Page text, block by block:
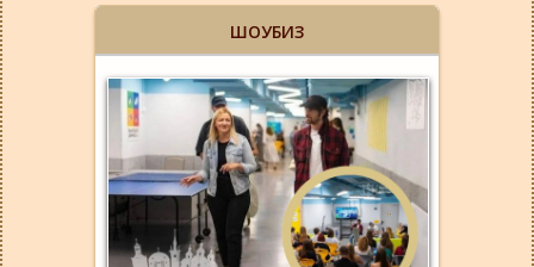
ШОУБИЗ